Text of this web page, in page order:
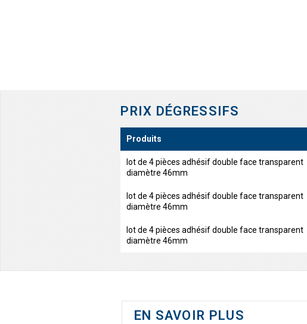
PRIX DÉGRESSIFS
Produits
lot de 4 pièces adhésif double face transparent
diamètre 46mm
lot de 4 pièces adhésif double face transparent
diamètre 46mm
lot de 4 pièces adhésif double face transparent
diamètre 46mm
EN SAVOIR PLUS